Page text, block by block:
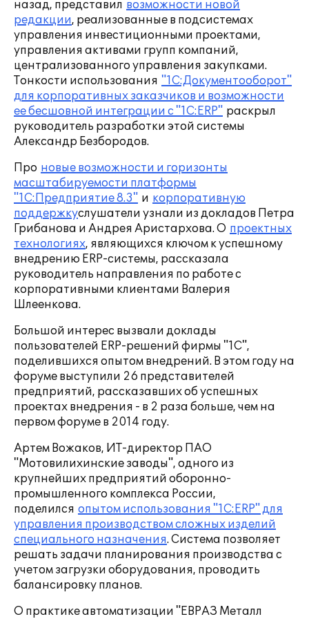
назад, представил возможности новой
редакции, реализованные в подсистемах
управления инвестиционными проектами,
управления активами групп компаний,
централизованного управления закупками.
Тонкости использования "1С:Документооборот"
для корпоративных заказчиков и возможности
еe бесшовной интеграции с "1С:ERP" раскрыл
руководитель разработки этой системы
Александр Безбородов.
Про новые возможности и горизонты
масштабируемости платформы
"1С:Предприятие 8.3" и корпоративную
поддержкуслушатели узнали из докладов Петра
Грибанова и Андрея Аристархова. О проектных
технологиях, являющихся ключом к успешному
внедрению ERP-системы, рассказала
руководитель направления по работе с
корпоративными клиентами Валерия
Шлеенкова.
Большой интерес вызвали доклады
пользователей ERP-решений фирмы "1С",
поделившихся опытом внедрений. В этом году на
форуме выступили 26 представителей
предприятий, рассказавших об успешных
проектах внедрения - в 2 раза больше, чем на
первом форуме в 2014 году.
Артем Вожаков, ИТ-директор ПАО
"Мотовилихинские заводы", одного из
крупнейших предприятий оборонно-
промышленного комплекса России,
поделился опытом использования "1С:ERP" для
управления производством сложных изделий
специального назначения. Система позволяет
решать задачи планирования производства с
учетом загрузки оборудования, проводить
балансировку планов.
О практике автоматизации "ЕВРАЗ Металл